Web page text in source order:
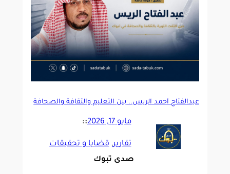
عبدالفتاح أحمد الريس.. بين التعليم والثقافة والصحافة
مايو 17, 2026 ::
تقارير, قضايا و تحقيقات
صدى تبوك